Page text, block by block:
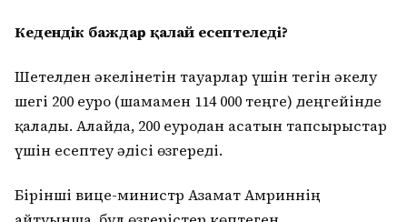
Кедендік баждар қалай есептеледі?
Шетелден әкелінетін тауарлар үшін тегін әкелу
шегі 200 еуро (шамамен 114 000 теңге) деңгейінде
қалады. Алайда, 200 еуродан асатын тапсырыстар
үшін есептеу әдісі өзгереді.
Бірінші вице-министр Азамат Амриннің